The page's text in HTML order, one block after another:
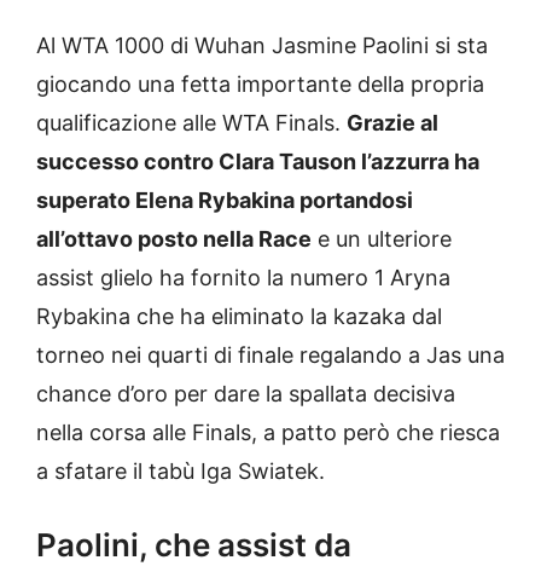
Al WTA 1000 di Wuhan Jasmine Paolini si sta
giocando una fetta importante della propria
qualificazione alle WTA Finals. Grazie al
successo contro Clara Tauson l’azzurra ha
superato Elena Rybakina portandosi
all’ottavo posto nella Race e un ulteriore
assist glielo ha fornito la numero 1 Aryna
Rybakina che ha eliminato la kazaka dal
torneo nei quarti di finale regalando a Jas una
chance d’oro per dare la spallata decisiva
nella corsa alle Finals, a patto però che riesca
a sfatare il tabù Iga Swiatek.
Paolini, che assist da